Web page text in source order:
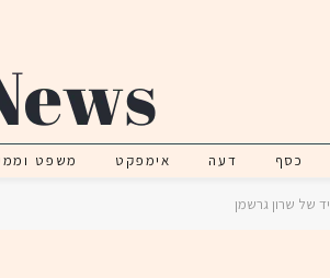
כסף דעה אימפקט משפט
של שרון גרשמן